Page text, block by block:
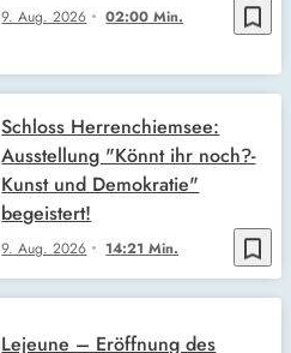
bookmark_border
9. Aug. 2026 02:00 Min.
bookmark_border
9. Aug. 2026 14:21 Min.
Schloss Herrenchiemsee:
Ausstellung "Könnt ihr noch?-
Kunst und Demokratie"
begeistert!
Lejeune – Eröffnung des